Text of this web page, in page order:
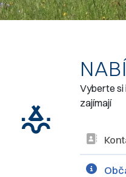
Vyberte si
zajímají